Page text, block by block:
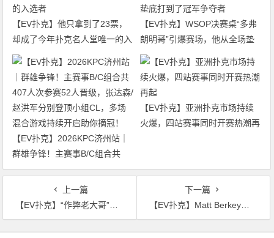
【EV扑克】他只拿到了23票，
却成了今年扑克名人堂唯一的入
选者
【EV扑克】WSOP决赛桌“多弗
朗明哥”引爆赛场，他从全场垫
底打到了冠军争夺者
【EV扑克】2026KPC济州站｜
群雄争锋！主赛事B/C组合共
407人次参赛52人晋级，张达森/
赵洪军分别登顶小组CL，多场
混合游戏持续开启助你摘冠！
【EV扑克】亚洲扑克市场持续
火爆，四站赛事同时开赛热潮再
上一篇
【EV扑克】“作弊老大哥”Mike Postle针对盖哥作弊风波发帖随后删除，是准备披露些什么还是蹭热度？
下一篇
【EV扑克】Matt Berkey收到HCL老板的威胁，对方要求撤回对节目安全性的质疑
文